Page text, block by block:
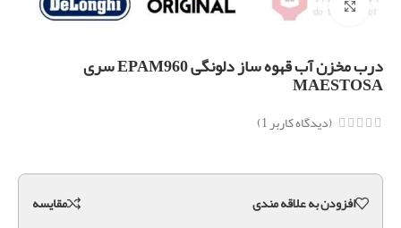
برای بزرگنمایی کلیک کنید
درب مخزن آب قهوه ساز دلونگی EPAM960 سری
MAESTOSA
(دیدگاه کاربر1
)
افزودن به علاقه مندی مقايسه